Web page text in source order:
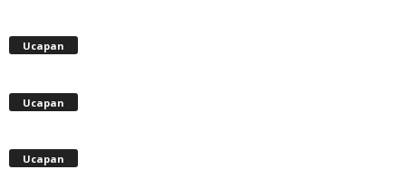
Ucapan
Ucapan
Ucapan